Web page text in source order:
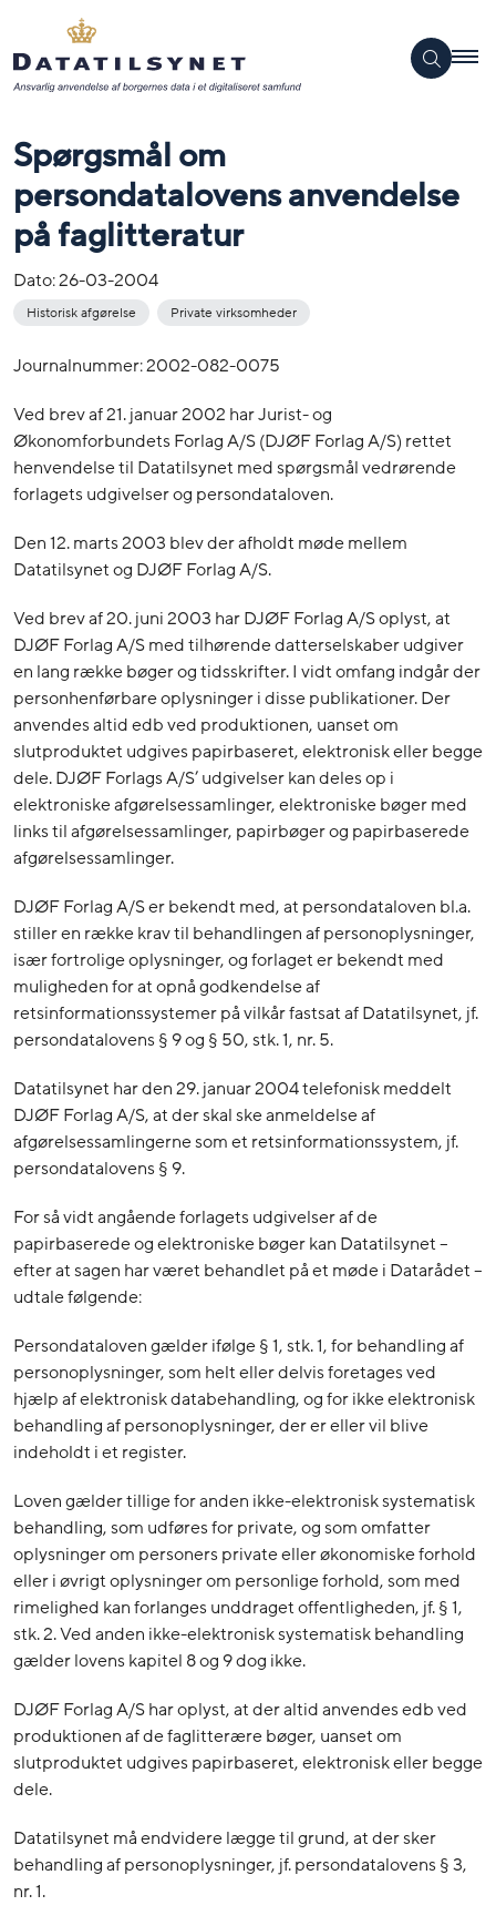
Spørgsmål om
persondatalovens anvendelse
på faglitteratur
Dato:26-03-2004
Historisk afgørelse Private virksomheder
Journalnummer: 2002-082-0075
Ved brev af 21. januar 2002 har Jurist- og
Økonomforbundets Forlag A/S (DJØF Forlag A/S) rettet
henvendelse til Datatilsynet med spørgsmål vedrørende
forlagets udgivelser og persondataloven.
Den 12. marts 2003 blev der afholdt møde mellem
Datatilsynet og DJØF Forlag A/S.
Ved brev af 20. juni 2003 har DJØF Forlag A/S oplyst, at
DJØF Forlag A/S med tilhørende datterselskaber udgiver
en lang række bøger og tidsskrifter. I vidt omfang indgår der
personhenførbare oplysninger i disse publikationer. Der
anvendes altid edb ved produktionen, uanset om
slutproduktet udgives papirbaseret, elektronisk eller begge
dele. DJØF Forlags A/S’ udgivelser kan deles op i
elektroniske afgørelsessamlinger, elektroniske bøger med
links til afgørelsessamlinger, papirbøger og papirbaserede
afgørelsessamlinger.
DJØF Forlag A/S er bekendt med, at persondataloven bl.a.
stiller en række krav til behandlingen af personoplysninger,
især fortrolige oplysninger, og forlaget er bekendt med
muligheden for at opnå godkendelse af
retsinformationssystemer på vilkår fastsat af Datatilsynet, jf.
persondatalovens § 9 og § 50, stk. 1, nr. 5.
Datatilsynet har den 29. januar 2004 telefonisk meddelt
DJØF Forlag A/S, at der skal ske anmeldelse af
afgørelsessamlingerne som et retsinformationssystem, jf.
persondatalovens § 9.
For så vidt angående forlagets udgivelser af de
papirbaserede og elektroniske bøger kan Datatilsynet –
efter at sagen har været behandlet på et møde i Datarådet –
udtale følgende:
Persondataloven gælder ifølge § 1, stk. 1, for behandling af
personoplysninger, som helt eller delvis foretages ved
hjælp af elektronisk databehandling, og for ikke elektronisk
behandling af personoplysninger, der er eller vil blive
indeholdt i et register.
Loven gælder tillige for anden ikke-elektronisk systematisk
behandling, som udføres for private, og som omfatter
oplysninger om personers private eller økonomiske forhold
eller i øvrigt oplysninger om personlige forhold, som med
rimelighed kan forlanges unddraget offentligheden, jf. § 1,
stk. 2. Ved anden ikke-elektronisk systematisk behandling
gælder lovens kapitel 8 og 9 dog ikke.
DJØF Forlag A/S har oplyst, at der altid anvendes edb ved
produktionen af de faglitterære bøger, uanset om
slutproduktet udgives papirbaseret, elektronisk eller begge
dele.
Datatilsynet må endvidere lægge til grund, at der sker
behandling af personoplysninger, jf. persondatalovens § 3,
nr. 1.